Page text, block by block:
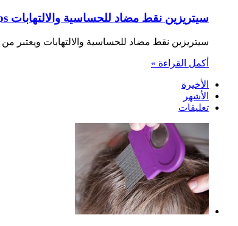
سيتريزين نقط مضاد للحساسية والالتهابات Cetirizine Drops
سيتريزين نقط مضاد للحساسية والالتهابات ويعتبر
أكمل القراءة »
الأخيرة
الأشهر
تعليقات